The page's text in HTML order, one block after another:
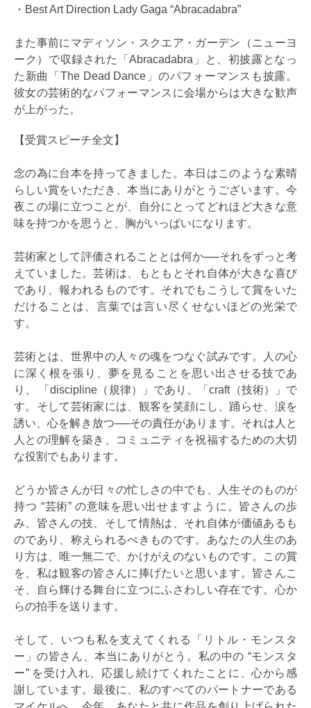
・Best Art Direction Lady Gaga “Abracadabra”
また事前にマディソン・スクエア・ガーデン（ニューヨ
ーク）で収録された「Abracadabra」と、初披露となっ
た新曲「The Dead Dance」のパフォーマンスも披露。
彼女の芸術的なパフォーマンスに会場からは大きな歓声
が上がった。
【受賞スピーチ全文】
念の為に台本を持ってきました。本日はこのような素晴
らしい賞をいただき、本当にありがとうございます。今
夜この場に立つことが、自分にとってどれほど大きな意
味を持つかを思うと、胸がいっぱいになります。
芸術家として評価されることとは何か──それをずっと考
えていました。芸術は、もともとそれ自体が大きな喜び
であり、報われるものです。それでもこうして賞をいた
だけることは、言葉では言い尽くせないほどの光栄で
す。
芸術とは、世界中の人々の魂をつなぐ試みです。人の心
に深く根を張り、夢を見ることを思い出させる技であ
り、 「discipline（規律）」であり、「craft（技術）」で
す。そして芸術家には、観客を笑顔にし、踊らせ、涙を
誘い、心を解き放つ──その責任があります。それは人と
人との理解を築き、コミュニティを祝福するための大切
な役割でもあります。
どうか皆さんが日々の忙しさの中でも、人生そのものが
持つ “芸術” の意味を思い出せますように。皆さんの歩
み、皆さんの技、そして情熱は、それ自体が価値あるも
のであり、称えられるべきものです。あなたの人生のあ
り方は、唯一無二で、かけがえのないものです。この賞
を、私は観客の皆さんに捧げたいと思います。皆さんこ
そ、自ら輝ける舞台に立つにふさわしい存在です。心か
らの拍手を送ります。
そして、いつも私を支えてくれる「リトル・モンスタ
ー」の皆さん、本当にありがとう。私の中の “モンスタ
ー” を受け入れ、応援し続けてくれたことに、心から感
謝しています。最後に、私のすべてのパートナーである